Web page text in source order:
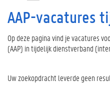
AAP-vacatures
Op deze pagina vind je vacatures
(AAP) in tijdelijk dienstverband
Uw zoekopdracht leverde geen